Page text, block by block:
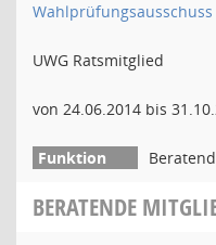
Wahlprüfungsausschuss
UWG Ratsmitglied
von 24.06.2014 bis
BERATENDE